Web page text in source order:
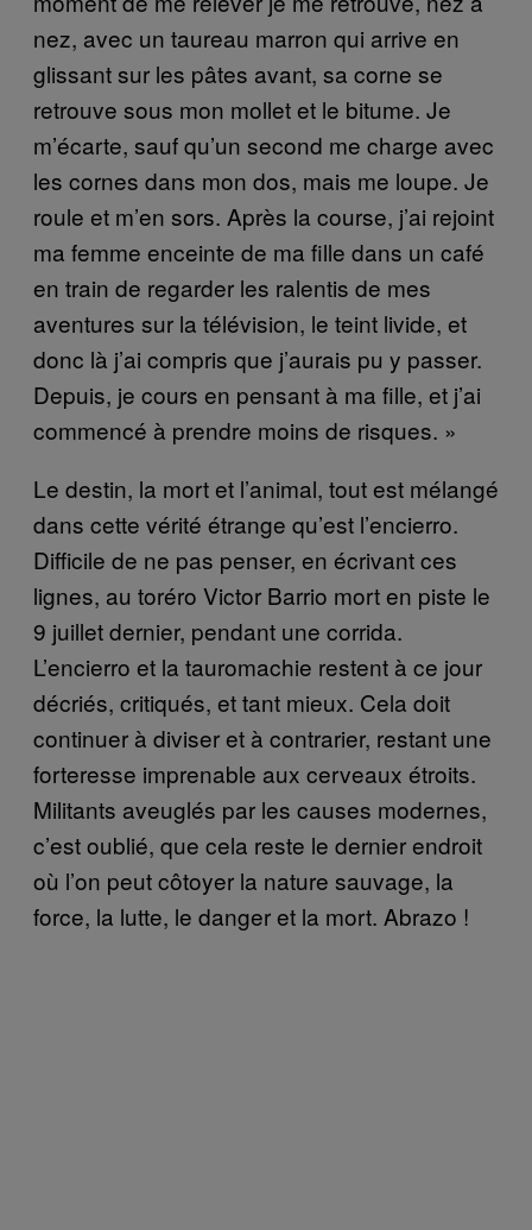
nez, avec un taureau marron qui arrive en
glissant sur les pâtes avant, sa corne se
retrouve sous mon mollet et le bitume. Je
m’écarte, sauf qu’un second me charge avec
les cornes dans mon dos, mais me loupe. Je
roule et m’en sors. Après la course, j’ai rejoint
ma femme enceinte de ma fille dans un café
en train de regarder les ralentis de mes
aventures sur la télévision, le teint livide, et
donc là j’ai compris que j’aurais pu y passer.
Depuis, je cours en pensant à ma fille, et j’ai
commencé à prendre moins de risques. »
Le destin, la mort et l’animal, tout est mélangé
dans cette vérité étrange qu’est l’encierro.
Difficile de ne pas penser, en écrivant ces
lignes, au toréro Victor Barrio mort en piste le
9 juillet dernier, pendant une corrida.
L’encierro et la tauromachie restent à ce jour
décriés, critiqués, et tant mieux. Cela doit
continuer à diviser et à contrarier, restant une
forteresse imprenable aux cerveaux étroits.
Militants aveuglés par les causes modernes,
c’est oublié, que cela reste le dernier endroit
où l’on peut côtoyer la nature sauvage, la
force, la lutte, le danger et la mort. Abrazo !